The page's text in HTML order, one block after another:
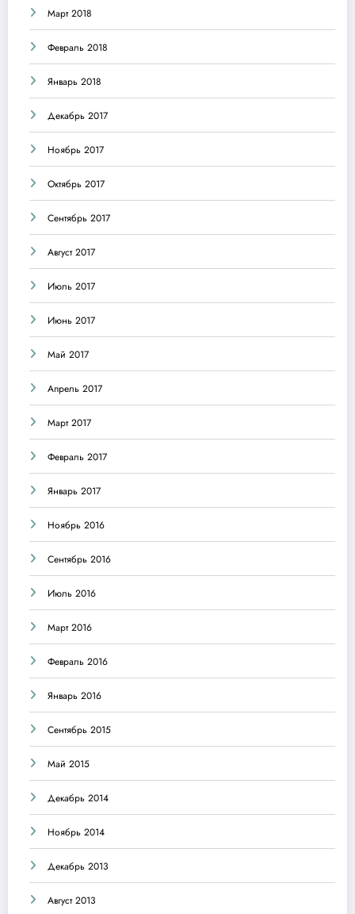
Март 2018
Февраль 2018
Январь 2018
Декабрь 2017
Ноябрь 2017
Октябрь 2017
Сентябрь 2017
Август 2017
Июль 2017
Июнь 2017
Май 2017
Апрель 2017
Март 2017
Февраль 2017
Январь 2017
Ноябрь 2016
Сентябрь 2016
Июль 2016
Март 2016
Февраль 2016
Январь 2016
Сентябрь 2015
Май 2015
Декабрь 2014
Ноябрь 2014
Декабрь 2013
Август 2013